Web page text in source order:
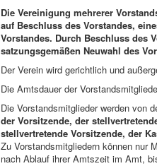
Die Vereinigung mehrerer
auf Beschluss des Vorstandes,
Vorstandes. Durch Beschluss des
satzungsgemäßen Neuwahl des
Der Verein wird gerichtlich und
Die Amtsdauer der
Die Vor­stands­mit­glie­der wer­den von
der Vorsitzende, der
stellvertretende Vorsitzende, der
Zu Vor­stands­mit­glie­dern kön­nen nur
nach Ablauf ihrer Amtszeit im Amt,